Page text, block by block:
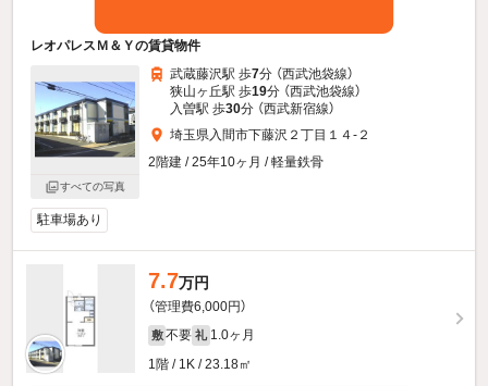
レオパレスＭ＆Ｙの賃貸物件
すべての写真
武蔵藤沢駅 歩7分 （西武池袋線）
狭山ヶ丘駅 歩19分 （西武池袋線）
入曽駅 歩30分 （西武新宿線）
埼玉県入間市下藤沢２丁目１４-２
2階建 / 25年10ヶ月 / 軽量鉄骨
駐車場あり
7.7万円
（管理費6,000円）
敷 不要 礼 1.0ヶ月
1階 / 1K / 23.18㎡